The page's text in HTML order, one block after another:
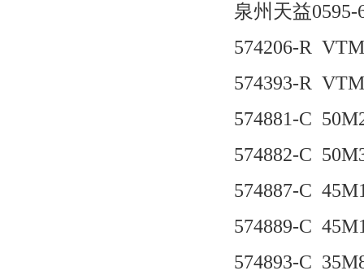
泉州天益0595-
574206-R
574393-R
574881-C
574882-C
574887-C
574889-C
574893-C